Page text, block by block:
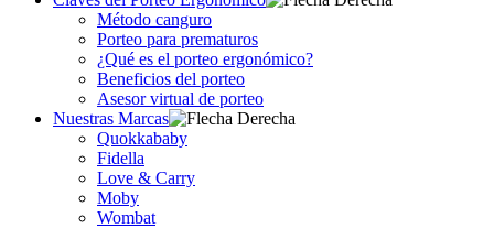
Método canguro
Porteo para prematuros
¿Qué es el porteo ergonómico?
Beneficios del porteo
Asesor virtual de porteo
Nuestras Marcas
Quokkababy
Fidella
Love & Carry
Moby
Wombat